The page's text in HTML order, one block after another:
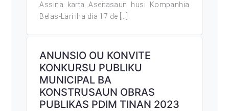
Assina karta Aseitasaun husi Kompanhia
Belas-Lari iha dia 17 de […]
ANUNSIO OU KONVITE
KONKURSU PUBLIKU
MUNICIPAL BA
KONSTRUSAUN OBRAS
PUBLIKAS PDIM TINAN 2023